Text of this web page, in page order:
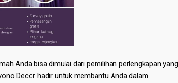
Anda bisa dimulai dari pemilihan perlengkapan yang
Decor hadir untuk membantu Anda dalam